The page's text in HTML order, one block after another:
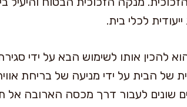
לכלי בית.
אותו לשימוש הבא על ידי
הבית על ידי מניעה של בריחת
שונים לעבור דרך מכסה הארובה אל